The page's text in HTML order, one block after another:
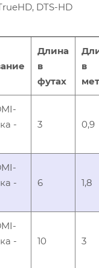
DTS-HD
Длина
в
футах
в
-
3 0,9
-
6 1,8
-
10 3